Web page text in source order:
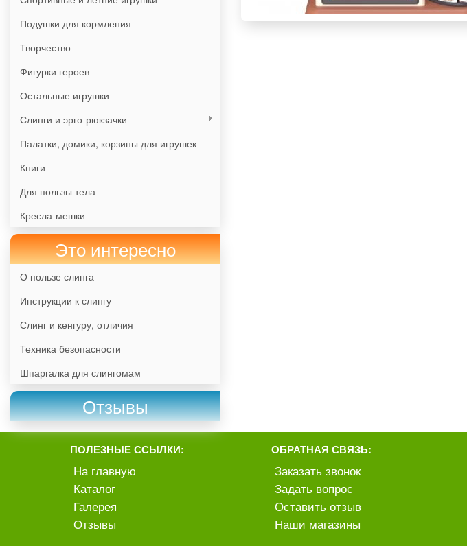
Подушки для кормления
Творчество
Фигурки героев
Остальные игрушки
Слинги и эрго-рюкзачки
Палатки, домики, корзины для игрушек
Книги
Для пользы тела
Кресла-мешки
Это интересно
О пользе слинга
Инструкции к слингу
Слинг и кенгуру, отличия
Техника безопасности
Шпаргалка для слингомам
Отзывы
ПОЛЕЗНЫЕ ССЫЛКИ:
На главную
Каталог
Галерея
Отзывы
ОБРАТНАЯ СВЯЗЬ:
Заказать звонок
Задать вопрос
Оставить отзыв
Наши магазины